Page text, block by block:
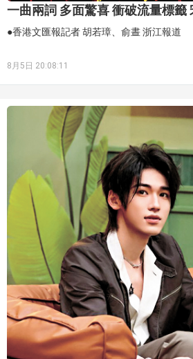
●香港文匯報記者 胡若璋、俞晝 浙江報道
8月5日 20:08:11